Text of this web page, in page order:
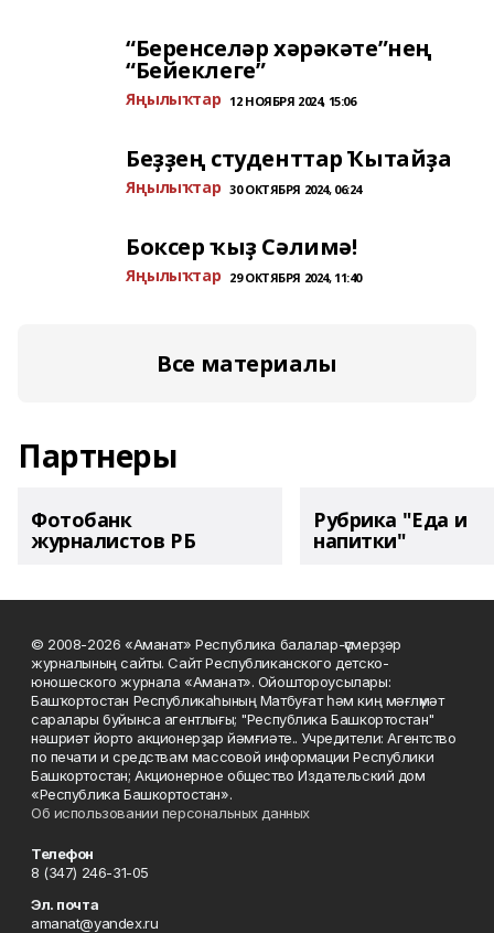
“Беренселәр хәрәкәте”нең
“Бейеклеге”
Яңылыҡтар 12 НОЯБРЯ 2024, 15:06
Беҙҙең студенттар Ҡытайҙа
Яңылыҡтар 30 ОКТЯБРЯ 2024, 06:24
Боксер ҡыҙ Сәлимә!
Яңылыҡтар 29 ОКТЯБРЯ 2024, 11:40
Все материалы
Партнеры
Фотобанк
журналистов РБ
Рубрика "Еда и
напитки"
© 2008-2026 «Аманат» Республика балалар-үҫмерҙәр
журналының сайты. Сайт Республиканского детско-
юношеского журнала «Аманат». Ойоштороусылары:
Башҡортостан Республикаһының Матбуғат һәм киң мәғлүмәт
саралары буйынса агентлығы; "Республика Башкортостан"
нәшриәт йорто акционерҙар йәмғиәте.. Учредители: Агентство
по печати и средствам массовой информации Республики
Башкортостан; Акционерное общество Издательский дом
«Республика Башкортостан».
Об использовании персональных данных
Телефон
8 (347) 246-31-05
Эл. почта
amanat@yandex.ru